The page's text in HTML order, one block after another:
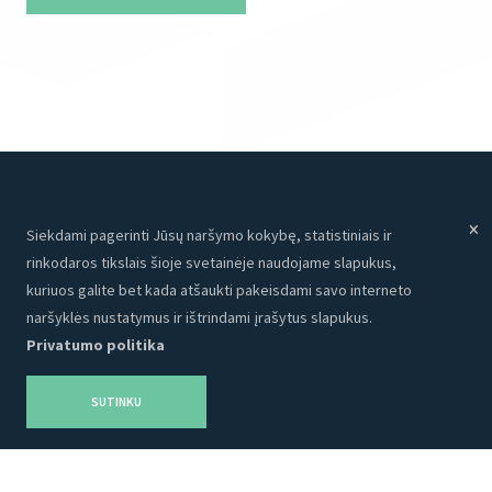
Meniu
Paslaugos
Apie mus
Portfolio
Kontaktai
Privatumo politika
Paslaugos
Internetinės svetainės
Programavimas
Grafinis dizainas
Siekdami pagerinti Jūsų naršymo kokybę, statistiniais ir
rinkodaros tikslais šioje svetainėje naudojame slapukus,
kuriuos galite bet kada atšaukti pakeisdami savo interneto
naršyklės nustatymus ir ištrindami įrašytus slapukus.
Privatumo politika
SUTINKU